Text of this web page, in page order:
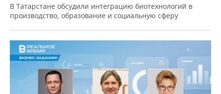
В Татарстане обсудили интеграцию биотехнологий в
производство, образование и социальную сферу